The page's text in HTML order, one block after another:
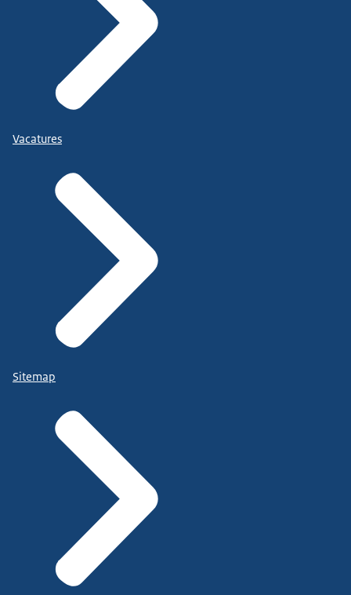
Vacatures
Sitemap